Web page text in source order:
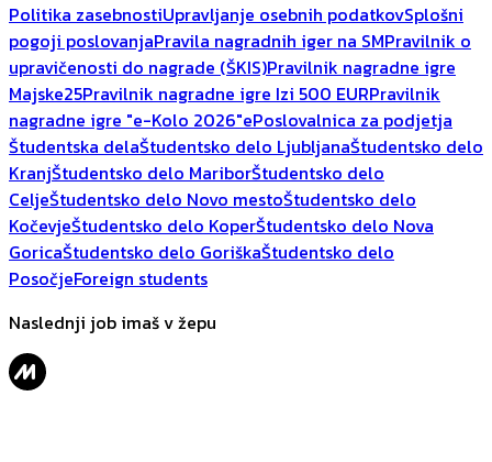
Politika zasebnostiUpravljanje osebnih podatkovSplošni
pogoji poslovanjaPravila nagradnih iger na SMPravilnik o
upravičenosti do nagrade (ŠKIS)Pravilnik nagradne igre
Majske25Pravilnik nagradne igre Izi 500 EURPravilnik
nagradne igre "e-Kolo 2026"ePoslovalnica za podjetja
Študentska delaŠtudentsko delo LjubljanaŠtudentsko delo
KranjŠtudentsko delo MariborŠtudentsko delo
CeljeŠtudentsko delo Novo mestoŠtudentsko delo
KočevjeŠtudentsko delo KoperŠtudentsko delo Nova
GoricaŠtudentsko delo GoriškaŠtudentsko delo
PosočjeForeign students
Naslednji job imaš v žepu